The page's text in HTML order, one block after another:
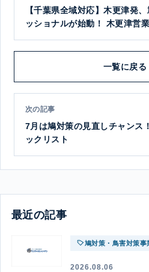
最近の記事
鳩対策・鳥害対策事
2026.08.06
【千葉県全域対応】木更津発
ッショナルが始動！ 木更津営
一覧に戻る
次の記事
7月は鳩対策の見直しチャンス
ックリスト